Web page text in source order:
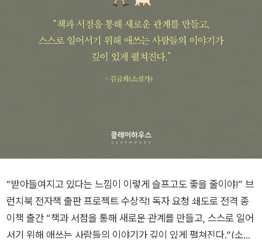
“받아들여지고 있다는 느낌이 이렇게 슬프고도 좋을 줄이야!” 브
런치북 전자책 출판 프로젝트 수상작! 독자 요청 쇄도로 전격 종
이책 출간 “책과 서점을 통해 새로운 관계를 만들고, 스스로 일어
서기 위해 애쓰는 사람들의 이야기가 깊이 있게 펼쳐진다.”(소설